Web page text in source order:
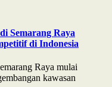
Semarang Raya
di Indonesia
Raya mulai
kawasan